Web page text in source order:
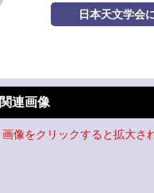
日本天文学会
関連画像
画像をクリックすると拡大さ